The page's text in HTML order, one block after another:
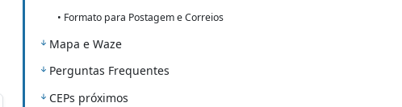
• Formato para Postagem e Correios
Mapa e Waze
Perguntas Frequentes
CEPs próximos